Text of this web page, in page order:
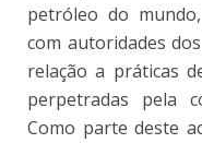
petróleo do
com autoridades
relação a práticas
perpetradas pela
Como parte deste